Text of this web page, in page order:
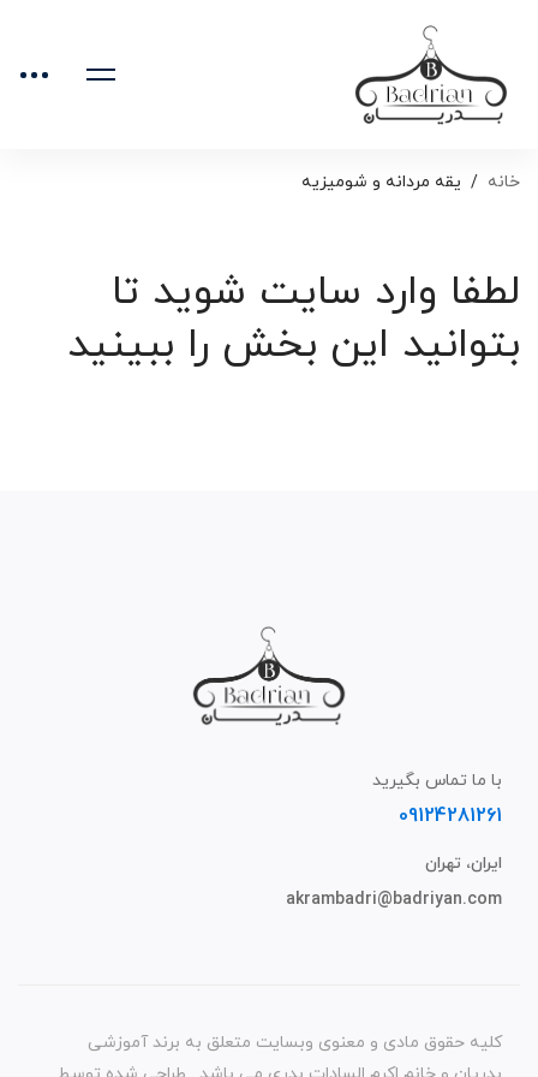
خانه یقه مردانه و شومیزیه
لطفا وارد سایت شوید تا
بتوانید این بخش را ببینید
با ما تماس بگیرید
09124281261
ایران، تهران
akrambadri@badriyan.com
کلیه حقوق مادی و معنوی وبسایت متعلق به برند آموزشی